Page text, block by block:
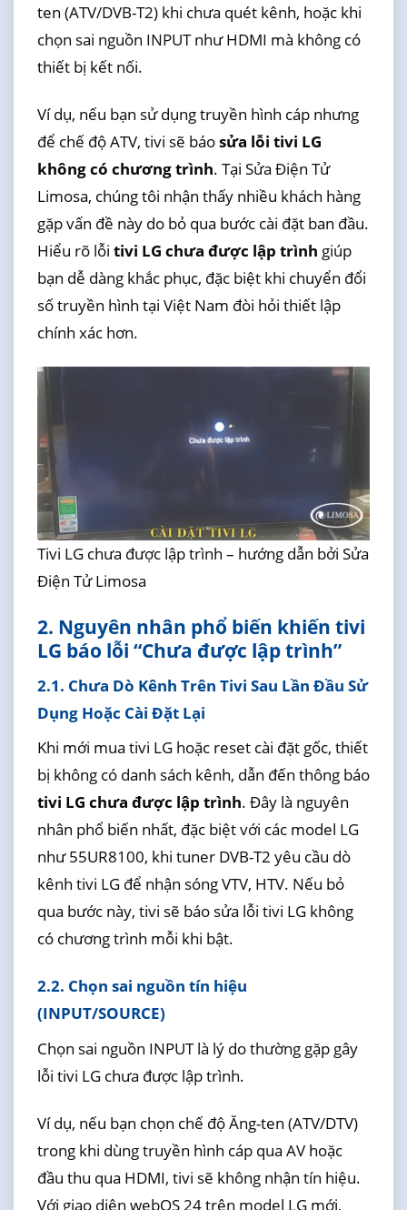
ten (ATV/DVB-T2) khi chưa quét kênh, hoặc khi
chọn sai nguồn INPUT như HDMI mà không có
thiết bị kết nối.
Ví dụ, nếu bạn sử dụng truyền hình cáp nhưng
để chế độ ATV, tivi sẽ báosửa lỗi tivi LG
không có chương trình. Tại Sửa Điện Tử
Limosa, chúng tôi nhận thấy nhiều khách hàng
gặp vấn đề này do bỏ qua bước cài đặt ban đầu.
Hiểu rõ lỗi tivi LG chưa được lập trình giúp
bạn dễ dàng khắc phục, đặc biệt khi chuyển đổi
số truyền hình tại Việt Nam đòi hỏi thiết lập
chính xác hơn.
Tivi LG chưa được lập trình – hướng dẫn bởi Sửa
Điện Tử Limosa
2. Nguyên nhân phổ biến khiến tivi
LG báo lỗi “Chưa được lập trình”
2.1. Chưa Dò Kênh Trên Tivi Sau Lần Đầu Sử
Dụng Hoặc Cài Đặt Lại
Khi mới mua tivi LG hoặc reset cài đặt gốc, thiết
bị không có danh sách kênh, dẫn đến thông báo
tivi LG chưa được lập trình. Đây là nguyên
nhân phổ biến nhất, đặc biệt với các model LG
như 55UR8100, khi tuner DVB-T2 yêu cầu dò
kênh tivi LG để nhận sóng VTV, HTV. Nếu bỏ
qua bước này, tivi sẽ báo sửa lỗi tivi LG không
có chương trình mỗi khi bật.
2.2. Chọn sai nguồn tín hiệu
(INPUT/SOURCE)
Chọn sai nguồn INPUT là lý do thường gặp gây
lỗi tivi LG chưa được lập trình.
Ví dụ, nếu bạn chọn chế độ Ăng-ten (ATV/DTV)
trong khi dùng truyền hình cáp qua AV hoặc
đầu thu qua HDMI, tivi sẽ không nhận tín hiệu.
Với giao diện webOS 24 trên model LG mới,